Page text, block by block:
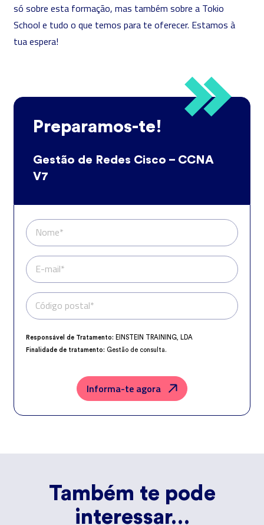
só sobre esta formação, mas também sobre a Tokio
School e tudo o que temos para te oferecer. Estamos à
tua espera!
Preparamos-te!
Gestão de Redes Cisco – CCNA
V7
Nome*
E-mail*
Telefone*
Código postal*
Responsável de Tratamento: EINSTEIN TRAINING, LDA
Finalidade de tratamento: Gestão de consulta.
aceder, retificar e excluir os dados, bem como outros direitos,
conforme o explicito naPolítica de Privacidade.
Informa-te agora
Também te pode
interessar…